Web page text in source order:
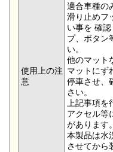
使用上の注
意
適合車種の
滑り止めフ
い事を 確
プ、ボタン
い。
他のマット
マットにず
停車させ、
さい。
上記事項を
アクセル等
があります。
本製品は水
させてから